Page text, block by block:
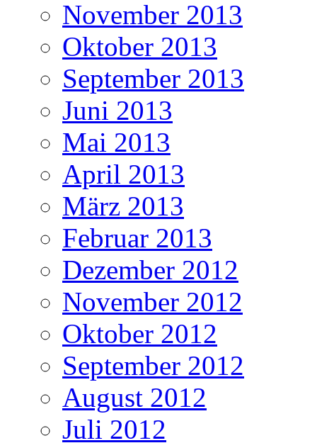
November 2013
Oktober 2013
September 2013
Juni 2013
Mai 2013
April 2013
März 2013
Februar 2013
Dezember 2012
November 2012
Oktober 2012
September 2012
August 2012
Juli 2012